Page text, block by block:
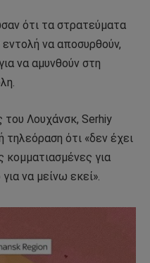
ότι τα στρατεύματα
να αποσυρθούν,
να αμυνθούν στη
Λουχάνσκ, Serhiy
τηλεόραση ότι «δεν έχει
για
να μείνω εκεί».